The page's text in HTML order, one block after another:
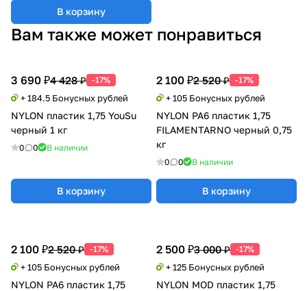
В корзину
Вам также может понравиться
3 690 ₽4 428 ₽ -17%
+ 184.5 Бонусных рублей
NYLON пластик 1,75 YouSu
черный 1 кг
0 0 В наличии
В корзину
2 100 ₽2 520 ₽ -17%
+ 105 Бонусных рублей
NYLON PA6 пластик 1,75
FILAMENTARNO черный 0,75
кг
0 0 В наличии
В корзину
2 500 ₽3 000 ₽ -17%
+ 125 Бонусных рублей
NYLON MOD пластик 1,75
2 100 ₽2 520 ₽ -17%
+ 105 Бонусных рублей
NYLON PA6 пластик 1,75